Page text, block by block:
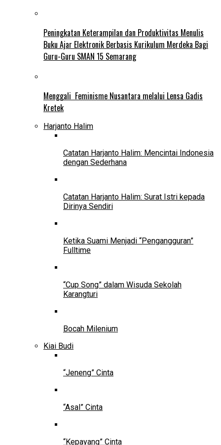
Peningkatan Keterampilan dan Produktivitas Menulis
Buku Ajar Elektronik Berbasis Kurikulum Merdeka Bagi
Guru-Guru SMAN 15 Semarang
Menggali Feminisme Nusantara melalui Lensa Gadis
Kretek
Harjanto Halim
Catatan Harjanto Halim: Mencintai Indonesia
dengan Sederhana
Catatan Harjanto Halim: Surat Istri kepada
Dirinya Sendiri
Ketika Suami Menjadi “Pengangguran”
Fulltime
“Cup Song” dalam Wisuda Sekolah
Karangturi
Bocah Milenium
Kiai Budi
“Jeneng” Cinta
“Asal” Cinta
“Kepayang” Cinta